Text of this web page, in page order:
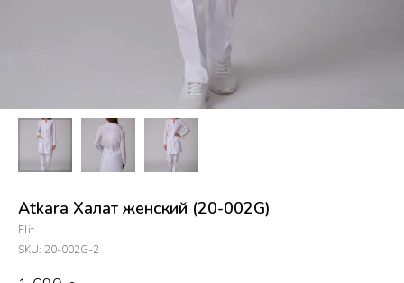
Atkara Халат женский (20-002G)
Elit
SKU: 20-002G-2